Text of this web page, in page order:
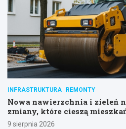
INFRASTRUKTURA REMONTY
Nowa nawierzchnia i zieleń
zmiany, które cieszą
9 sierpnia 2026